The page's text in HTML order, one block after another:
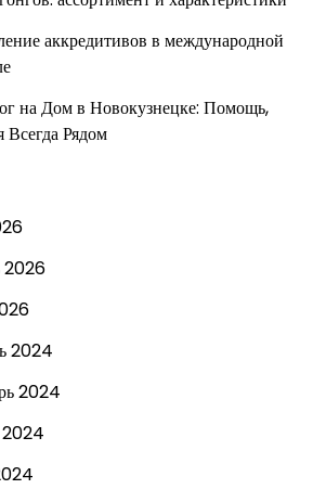
аккредитивов в международной
на Дом в Новокузнецке: Помощь,
Всегда Рядом
2026
2024
2024
2024